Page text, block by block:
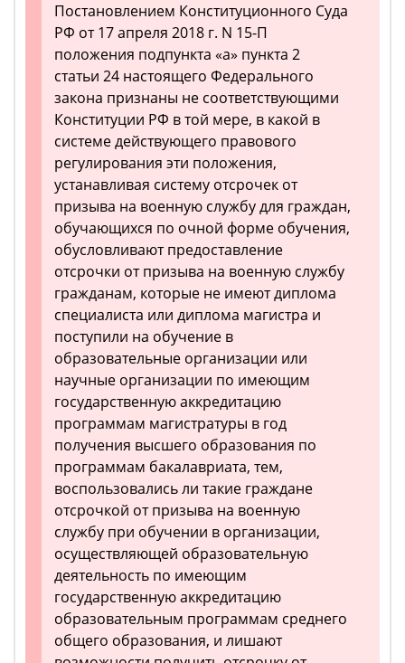
Постановлением Конституционного Суда
РФ от 17 апреля 2018 г. N 15-П
положения подпункта «а» пункта 2
статьи 24 настоящего Федерального
закона признаны не соответствующими
Конституции РФ в той мере, в какой в
системе действующего правового
регулирования эти положения,
устанавливая систему отсрочек от
призыва на военную службу для граждан,
обучающихся по очной форме обучения,
обусловливают предоставление
отсрочки от призыва на военную службу
гражданам, которые не имеют диплома
специалиста или диплома магистра и
поступили на обучение в
образовательные организации или
научные организации по имеющим
государственную аккредитацию
программам магистратуры в год
получения высшего образования по
программам бакалавриата, тем,
воспользовались ли такие граждане
отсрочкой от призыва на военную
службу при обучении в организации,
осуществляющей образовательную
деятельность по имеющим
государственную аккредитацию
образовательным программам среднего
общего образования, и лишают